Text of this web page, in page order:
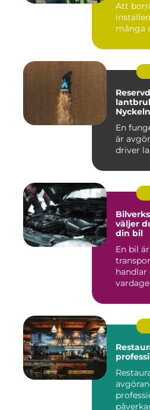
Att
många
En
är
driver
väljer
din bil
En bil